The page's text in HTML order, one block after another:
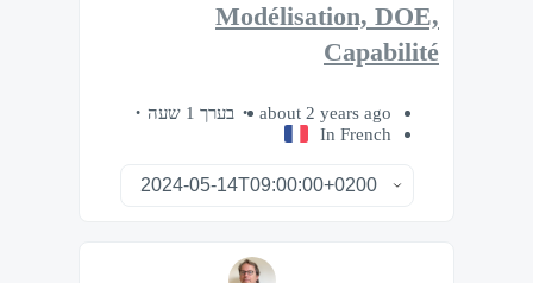
Modélisation, DOE,
Capabilité
about 2 years ago
בערך 1 שעה
In French